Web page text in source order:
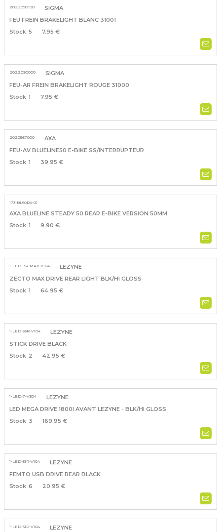
2022090100
SIGMA
FEU FREIN BRAKELIGHT BLANC 31001
5
7.95 €
2022090000
SIGMA
FEU-AR FREIN BRAKELIGHT ROUGE 31000
1
7.95 €
2020567000
AXA
FEU-AV BLUELINE50 E-BIKE SS/INTERRUPTEUR
1
39.95 €
173-BL50RX-01
AXA BLUELINE STEADY 50 REAR E-BIKE VERSION 50MM
1
9.90 €
1-LED-8R-MAX-V104
LEZYNE
ZECTO MAX DRIVE REAR LIGHT BLK/HI GLOSS
1
64.95 €
1-LED-33R-V104
LEZYNE
STICK DRIVE BLACK
2
42.95 €
1-LED-7-V304
LEZYNE
LED MEGA DRIVE 1800I AVANT LEZYNE - BLK/HI GLOSS
3
169.95 €
1-LED-31R-V104
LEZYNE
FEMTO USB DRIVE REAR BLACK
6
20.95 €
1-LED-31P-V104
LEZYNE